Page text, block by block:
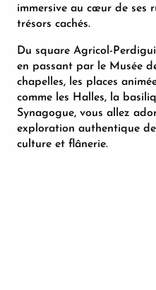
immersive au cœur de ses
trésors cachés.
Du square Agricol-
en passant par le Musée
chapelles, les places
comme les Halles, la
Synagogue, vous allez
exploration authentique
culture et flânerie.